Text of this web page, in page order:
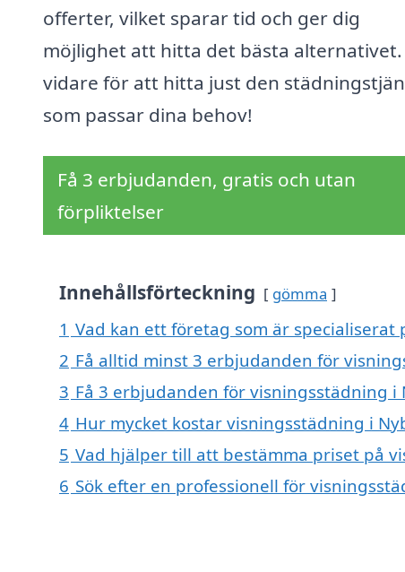
offerter, vilket sparar tid och ger dig
möjlighet att hitta det bästa alternativet.
vidare för att hitta just den
som passar dina behov!
Få 3 erbjudanden, gratis och utan
förpliktelser
Innehållsförteckning gömma
1 Vad kan ett företag som är
2 Få alltid minst 3 erbjudanden för
3 Få 3 erbjudanden för visningsstädning
4 Hur mycket kostar visningsstädning i
5 Vad hjälper till att bestämma priset på
6 Sök efter en professionell för